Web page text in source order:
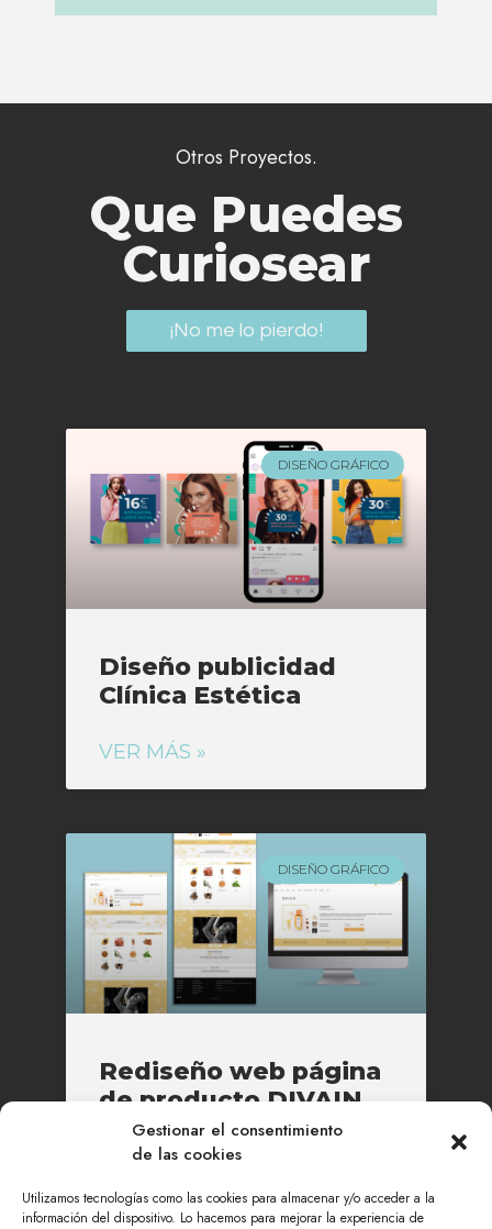
Gestionar el consentimiento
de las cookies
Utilizamos tecnologías como las cookies para almacenar y/o acceder a la
información del dispositivo. Lo hacemos para mejorar la experiencia de
Otros Proyectos.
Que Puedes
Curiosear
¡No me lo pierdo!
DISEÑO GRÁFICO
Diseño publicidad
Clínica Estética
VER MÁS »
DISEÑO GRÁFICO
Rediseño web página
de producto DIVAIN
VER MÁS »